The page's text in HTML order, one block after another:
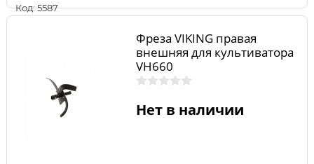
Код: 5587
Фреза VIKING правая
внешняя для культиватора
VH660
Нет в наличии